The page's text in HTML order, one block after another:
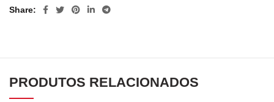
Share
PRODUTOS RELACIONADOS